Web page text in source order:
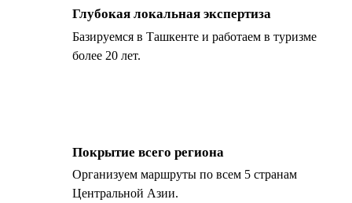
Глубокая локальная экспертиза
Базируемся в Ташкенте и работаем в туризме
более 20 лет.
Покрытие всего региона
Организуем маршруты по всем 5 странам
Центральной Азии.